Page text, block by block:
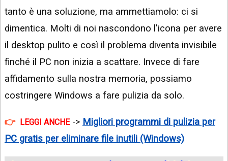
tanto è una soluzione, ma ammettiamolo: ci si
dimentica. Molti di noi nascondono l'icona per avere
il desktop pulito e così il problema diventa invisibile
finché il PC non inizia a scattare. Invece di fare
affidamento sulla nostra memoria, possiamo
costringere Windows a fare pulizia da solo.
LEGGI ANCHE-> Migliori programmi di pulizia per
PC gratis per eliminare file inutili (Windows)